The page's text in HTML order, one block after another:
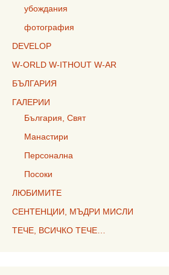
убождания
фотография
DEVELOP
W-ORLD W-ITHOUT W-AR
БЪЛГАРИЯ
ГАЛЕРИИ
България, Свят
Манастири
Персонална
Посоки
ЛЮБИМИТЕ
СЕНТЕНЦИИ, МЪДРИ МИСЛИ
ТЕЧЕ, ВСИЧКО ТЕЧЕ…